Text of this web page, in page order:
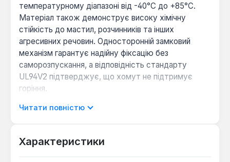
температурному діапазоні від -40°C до +85°C.
Матеріал також демонструє високу хімічну
стійкість до мастил, розчинників та інших
агресивних речовин. Односторонній замковий
механізм гарантує надійну фіксацію без
саморозпускання, а відповідність стандарту
UL94V2 підтверджує, що хомут не підтримує
горіння.
інших елементів діаметром до 65 мм.
Читати повністю
Характеристики